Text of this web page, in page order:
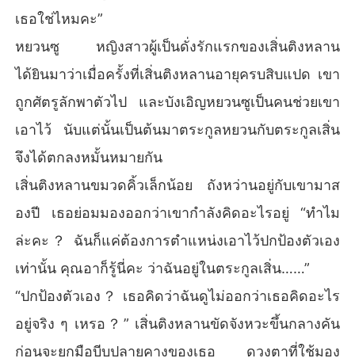
เธอใช่ไหมคะ”
หยวนซู หญิงสาวผู้เป็นดั่งรักแรกของเสิ่นติงหลาน
ได้ยินมาว่าเมื่อครั้งที่เสิ่นติงหลานอายุครบสิบแปด เขา
ถูกศัตรูลักพาตัวไป และบังเอิญหยวนซูเป็นคนช่วยเขา
เอาไว้ นับแต่นั้นเป็นต้นมาตระกูลหยวนกับตระกูลเสิ่น
จึงได้ตกลงหมั้นหมายกัน
เสิ่นติงหลานขมวดคิ้วเล็กน้อย ถังหว่านอยู่กับเขามาส
องปี เธอย่อมมองออกว่าเขากำลังคิดอะไรอยู่ “ทำไม
ล่ะคะ？ ฉันก็แค่ต้องการตำแหน่งเอาไว้ปกป้องตัวเอง
เท่านั้น คุณอาก็รู้นี่คะ ว่าฉันอยู่ในตระกูลเสิ่น……”
“ปกป้องตัวเอง？ เธอคิดว่าฉันดูไม่ออกว่าเธอคิดอะไร
อยู่จริง ๆ เหรอ？” เสิ่นติงหลานขัดจังหวะขึ้นกลางคัน
ก่อนจะยกมือบีบปลายคางของเธอ ดวงตาที่ใช้มอง